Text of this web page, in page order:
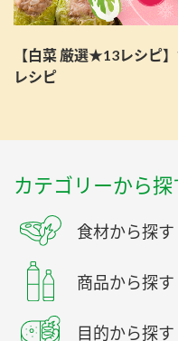
【白菜 厳選★13レシピ
レシピ
カテゴリーから探
食材から探す
商品から探す
目的から探す